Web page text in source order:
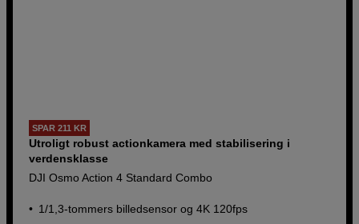
SPAR 211 KR
Utroligt robust actionkamera med stabilisering i
verdensklasse
DJI Osmo Action 4 Standard Combo
1/1,3-tommers billedsensor og 4K 120fps